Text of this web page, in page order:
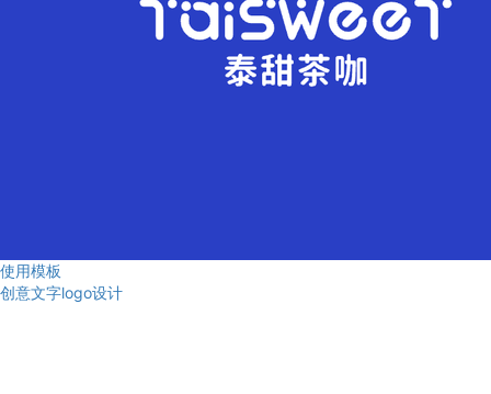
使用模板
创意文字logo设计